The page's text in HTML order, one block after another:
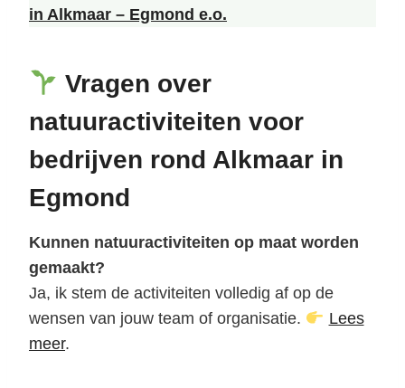
in Alkmaar – Egmond e.o.
Vragen over
natuuractiviteiten voor
bedrijven rond Alkmaar in
Egmond
Kunnen natuuractiviteiten op maat worden
gemaakt?
Ja, ik stem de activiteiten volledig af op de
wensen van jouw team of organisatie.
Lees
meer.